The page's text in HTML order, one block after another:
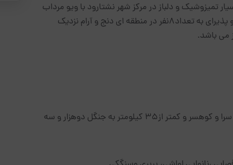
با واحد‌های مبله دو خوابه 85 متری بسیار تمیزوشیک و دلباز در مرکز شهر نشتارود با ویو مرداب
و دریا با پارکینگ مسقف و نگهبان و با کلیه امکانات آشپزی و پذیرای به تعداد8نفر در منطقه ای دنج و آرام نزدیک
می باشد.
3- دسترسی کمتر از 5 کیلومتر به جنگل و آبشار زیبای دینار سرا و کوهسر و کمتر از35 کیلومتر به جنگل دوهزار و سه